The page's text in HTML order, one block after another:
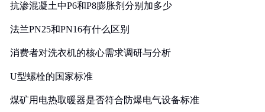
抗渗混凝土中P6和P8膨胀剂分别加多少
法兰PN25和PN16有什么区别
消费者对洗衣机的核心需求调研与分析
U型螺栓的国家标准
煤矿用电热取暖器是否符合防爆电气设备标准